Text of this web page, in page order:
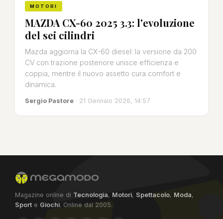
MOTORI
MAZDA CX-60 2025 3.3: l'evoluzione
del sei cilindri
Mazda aggiorna la CX-60 diesel: la versione da 200
CV con trazione posteriore unisce efficienza e
coppia, mentre il nuovo assetto cura comfort e
dinamica.
Sergio Pastore · 21 Gennaio 2026, 14:57
Magazine online di Tecnologia, Motori, Spettacolo, Moda,
Sport e Giochi. Online dal 2005.